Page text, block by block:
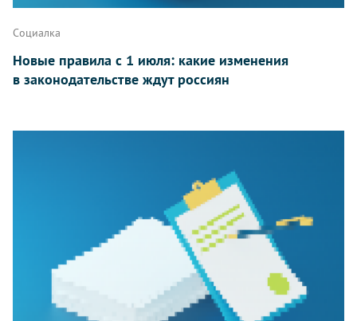
Социалка
Новые правила с 1 июля: какие изменения
в законодательстве ждут россиян